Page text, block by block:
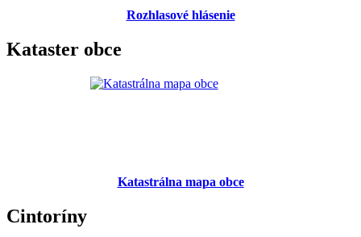
Rozhlasové hlásenie
Kataster obce
Katastrálna mapa obce
Cintoríny